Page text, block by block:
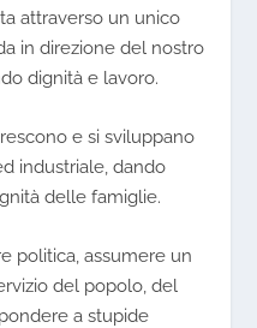
attraverso un unico
in direzione del nostro
dignità e lavoro.
e si sviluppano
industriale, dando
delle famiglie.
politica, assumere un
del popolo, del
a stupide